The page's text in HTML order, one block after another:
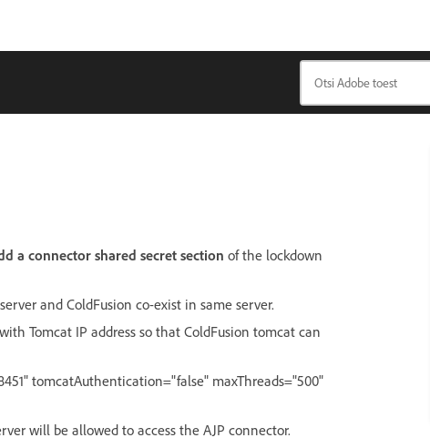
a connector shared secret section of the lockdown
and ColdFusion co-exist in same server.
Tomcat IP address so that ColdFusion tomcat can
tomcatAuthentication="false" maxThreads="500"
will be allowed to access the AJP connector.